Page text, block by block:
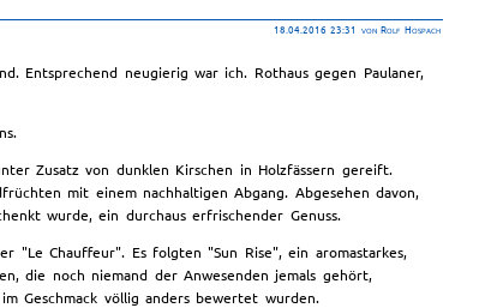
18.04.2016 23:31 von Rolf Hospach
Entsprechend neugierig war ich. Rothaus gegen Paulaner,
Zusatz von dunklen Kirschen in Holzfässern gereift.
mit einem nachhaltigen Abgang. Abgesehen davon,
wurde, ein durchaus erfrischender Genuss.
"Le Chauffeur". Es folgten "Sun Rise", ein aromastarkes,
die noch niemand der Anwesenden jemals gehört,
Geschmack völlig anders bewertet wurden.